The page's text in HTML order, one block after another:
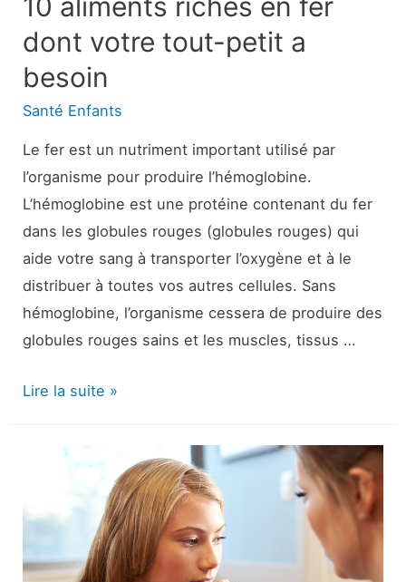
dont votre tout-petit a
besoin
Santé Enfants
Le fer est un nutriment important utilisé par
l’organisme pour produire l’hémoglobine.
L’hémoglobine est une protéine contenant du fer
dans les globules rouges (globules rouges) qui
aide votre sang à transporter l’oxygène et à le
distribuer à toutes vos autres cellules. Sans
hémoglobine, l’organisme cessera de produire des
globules rouges sains et les muscles, tissus …
10
riches
dont
Lire la suite »